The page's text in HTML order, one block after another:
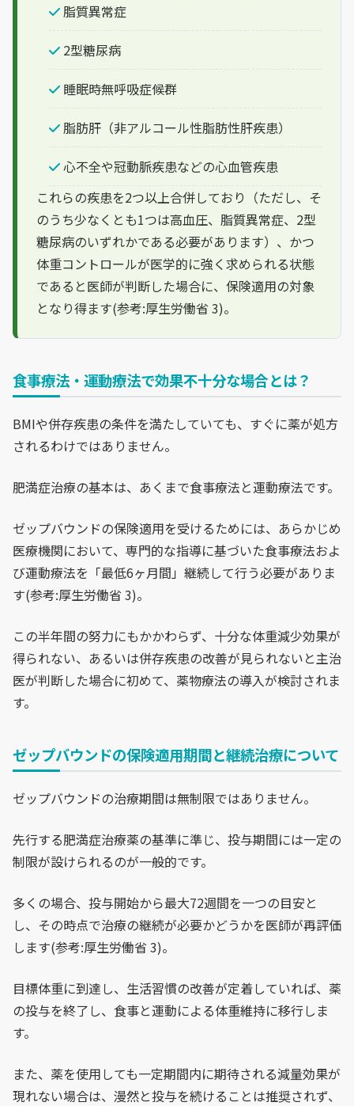
脂質異常症
2型糖尿病
睡眠時無呼吸症候群
脂肪肝（非アルコール性脂肪性肝疾患）
心不全や冠動脈疾患などの心血管疾患
これらの疾患を2つ以上合併しており（ただし、そ
のうち少なくとも1つは高血圧、脂質異常症、2型
糖尿病のいずれかである必要があります）、かつ
体重コントロールが医学的に強く求められる状態
であると医師が判断した場合に、保険適用の対象
となり得ます(参考:厚生労働省 3)。
食事療法・運動療法で効果不十分な場合とは？
BMIや併存疾患の条件を満たしていても、すぐに薬が処方
されるわけではありません。
肥満症治療の基本は、あくまで食事療法と運動療法です。
ゼップバウンドの保険適用を受けるためには、あらかじめ
医療機関において、専門的な指導に基づいた食事療法およ
び運動療法を「最低6ヶ月間」継続して行う必要がありま
す(参考:厚生労働省 3)。
この半年間の努力にもかかわらず、十分な体重減少効果が
得られない、あるいは併存疾患の改善が見られないと主治
医が判断した場合に初めて、薬物療法の導入が検討されま
す。
ゼップバウンドの保険適用期間と継続治療について
ゼップバウンドの治療期間は無制限ではありません。
先行する肥満症治療薬の基準に準じ、投与期間には一定の
制限が設けられるのが一般的です。
多くの場合、投与開始から最大72週間を一つの目安と
し、その時点で治療の継続が必要かどうかを医師が再評価
します(参考:厚生労働省 3)。
目標体重に到達し、生活習慣の改善が定着していれば、薬
の投与を終了し、食事と運動による体重維持に移行しま
す。
また、薬を使用しても一定期間内に期待される減量効果が
現れない場合は、漫然と投与を続けることは推奨されず、